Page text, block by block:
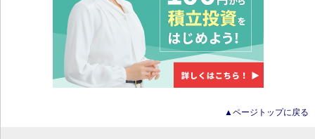
▲ページトップに戻る